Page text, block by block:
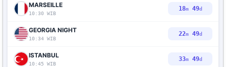
MARSEILLE
10:30 WIB
18m48d
GEORGIA NIGHT
10:34 WIB
22m48d
ISTANBUL
10:45 WIB
33m48d